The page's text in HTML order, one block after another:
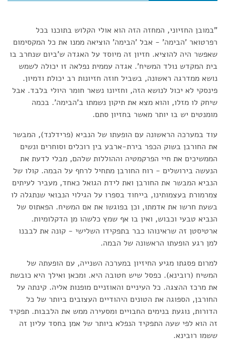
"במובן החזיוני, המחזה הזה הוא אולי הקלוש בתוכנו בכל
רפרטואר 'הבימה' - אבל 'הבימה' הוציאה ממנו את כל המקסימום
שאפשר היה להוציא. חזיון זה מיוסד על האגדה ש'ביום שנחרב בו
בית המקדש נולד המשיח'. אגדה עממית נפלאה זו יכולה לשמש
נושא ממדרגה ראשונה, בשביל חוזה חזיונות רב יכולת ודמיון.
פינסקי לא יכול לנושא הזה, וחזיונו נשאר חומר היולי בלבד. אבל
שיחק לו מזלו, והוא מצא את תיקון נשמתו ב'הבימה'. בכמה
מומנטים יש בו יותר מאשר בחזיון סתם.
עוד במערכה הראשונה עם הופעתו של הנביא (פרידלנד), המבשר
את החורבן בשוק הכפר בירת-ארבע בין רוכלים וסוחרים ונשים
הממשיכים את חיי הפרקמטיה וההוללות שלהם, מבלי לדעת את
הנעשה בירושלים - רוח החורבן מתחיל לרחף על הבמה. קולו של
הנביא המבשר את החורבן ואת לידת הגואל כאחד, מעביר לעיתים
צמרמורת בעצמותינו, בייחוד בספרו על הגילוי הנבואי שנתגלה לו
בשעת חרשו את אדמתו, וכן בפוגשו את אם המשיח. הפאתוס של
הנביא טבעי וכבוש, ואין בו אף שמץ כלשהו מן הדקלומיות.
ארטיסטן זה שראינוהו כבר בתפקידו השלישי - קונה את לבבנו
למן רגע הופעתו הראשונה של הבמה.
למרום פסגתו מגיע החיזיון במערכה השנייה, עם הופעתה של
המשיח (רובינא). כפסל שיש חטובה היא. ומכאן ואילך היא כובשת
את מרכז ההצגה. כל העיניים והאוזניים מופנות אליה. קינתה על
החורבן, הספוגה את הטונים היהודיים העצובים ביותר של כל
הדורות, נוגעת בנימים החבויים ומסעירה ממש את הלבבות. תפקיד
זה הוא לפי שעה התפקיד הנפלא ביותר של אמן בחסד עליון זה
ששמו רובינא.